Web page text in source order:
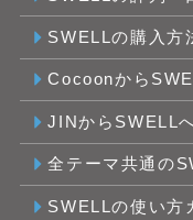
SWELLの購入方
Cocoonから
JINからSWELL
全テーマ共通の
SWELLの使い方